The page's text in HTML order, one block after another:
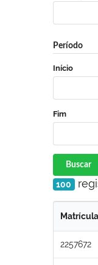
Período
Início
Fim
Buscar
100
Matrícula
2257672